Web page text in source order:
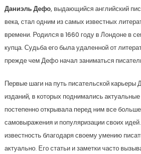
Даниэль Дефо, выдающийся английский
века, стал одним из самых известных
времени. Родился в 1660 году в Лондоне в
купца. Судьба его была удаленной от
прежде чем Дефо начал заниматься
Первые шаги на путь писательской
изданий, в которых поднимались
постепенно открывала перед ним все
самовыражения и популяризации своих
известность благодаря своему умению
актуально. Его статьи и заметки часто